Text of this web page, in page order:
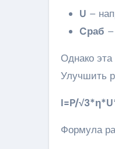
U –
Cраб
Однако
Улучшить
I=P/
Формула